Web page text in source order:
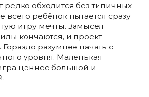
обходится без типичных
всего ребёнок пытается сразу
игру мечты. Замысел
кончаются, и проект
Гораздо разумнее начать с
уровня. Маленькая
ценнее большой и